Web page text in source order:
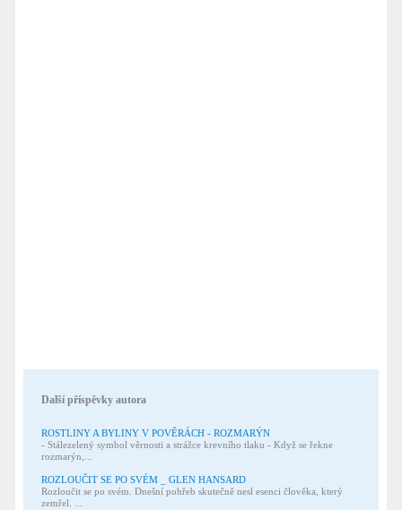
Další příspěvky autora
ROSTLINY A BYLINY V POVĚRÁCH - ROZMARÝN
- Stálezelený symbol věrnosti a strážce krevního tlaku - Když se řekne
rozmarýn,...
ROZLOUČIT SE PO SVÉM _ GLEN HANSARD
Rozloučit se po svém. Dnešní pohřeb skutečně nesl esenci člověka, který
zemřel. ...